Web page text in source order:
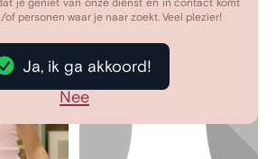
je geniet van onze dienst en in contact komt
personen waar je naar zoekt. Veel plezier!
Ja, ik ga akkoord!
Nee
Privé bericht